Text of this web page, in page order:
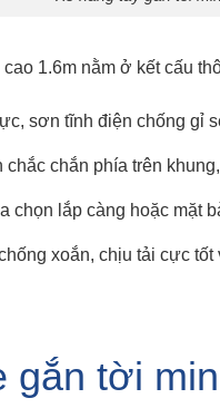
1.6m nằm ở kết cấu
sơn tĩnh điện chống gỉ
chắn phía trên
chọn lắp càng hoặc mặt
xoắn, chịu tải cực
gắn tời